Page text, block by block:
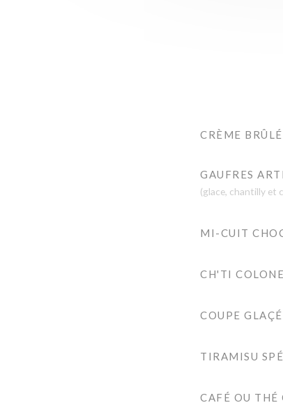
CRÈME
GAUFRES
(glace, chantilly et
MI-CUIT
CH'TI
COUPE
TIRAMISU
CAFÉ OU THÉ